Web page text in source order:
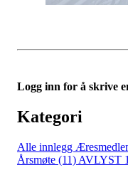
Logg inn for å skrive
Kategori
Alle innlegg
Årsmøte (11) AVLYST